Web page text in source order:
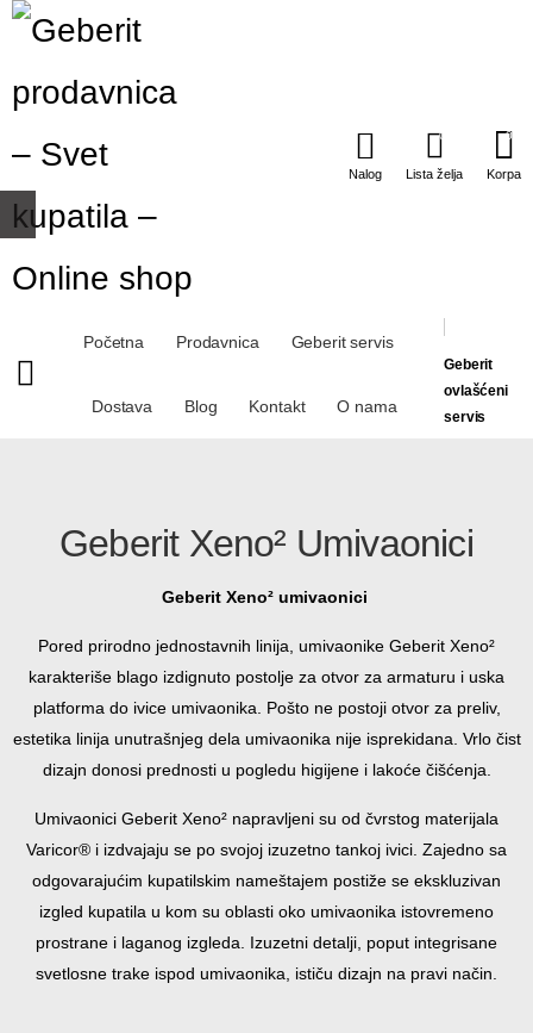
Nalog
0
Lista želja
0
Korpa
Početna Prodavnica Geberit servis
Dostava Blog Kontakt O nama
Geberit
ovlašćeni
servis
Geberit Xeno² Umivaonici
Geberit Xeno² umivaonici
Pored prirodno jednostavnih linija, umivaonike Geberit Xeno²
karakteriše blago izdignuto postolje za otvor za armaturu i uska
platforma do ivice umivaonika. Pošto ne postoji otvor za preliv,
estetika linija unutrašnjeg dela umivaonika nije isprekidana. Vrlo čist
dizajn donosi prednosti u pogledu higijene i lakoće čišćenja.
Umivaonici Geberit Xeno² napravljeni su od čvrstog materijala
Varicor® i izdvajaju se po svojoj izuzetno tankoj ivici. Zajedno sa
odgovarajućim kupatilskim nameštajem postiže se ekskluzivan
izgled kupatila u kom su oblasti oko umivaonika istovremeno
prostrane i laganog izgleda. Izuzetni detalji, poput integrisane
svetlosne trake ispod umivaonika, ističu dizajn na pravi način.